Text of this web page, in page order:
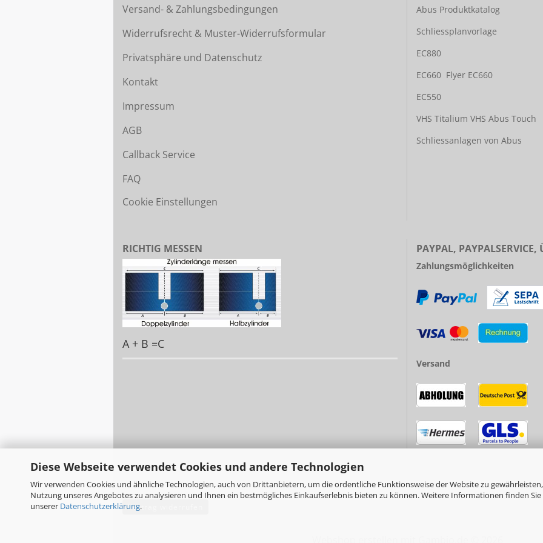
Diese Webseite verwendet Cookies und andere Technologien
Wir verwenden Cookies und ähnliche Technologien, auch von Drittanbietern, um die ordentliche Funktionsweise der Website zu
Nutzung unseres Angebotes zu analysieren und Ihnen ein bestmögliches Einkaufserlebnis bieten zu können. Weitere Informationen finden Sie
unserer Datenschutzerklärung.
Versand- & Zahlungsbedingungen
Widerrufsrecht & Muster-Widerrufsformular
Privatsphäre und Datenschutz
Kontakt
Impressum
AGB
Callback Service
FAQ
Cookie Einstellungen
Abus Produktkatalog
Schliessplanvorlage
EC880
EC660 Flyer EC660
EC550
VHS Titalium VHS Abus Touch
Schliessanlagen von Abus
RICHTIG MESSEN
A + B =C
PAYPAL, PAYPALSERVICE,
Zahlungsmöglichkeiten
Versand
Vertrag widerrufen